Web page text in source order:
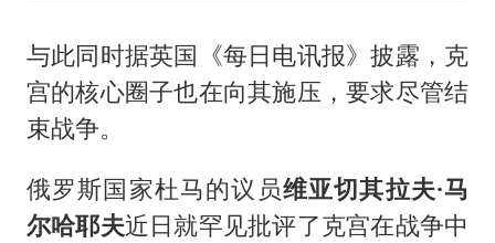
与此同时据英国《每日电讯报》披露，克
宫的核心圈子也在向其施压，要求尽管结
束战争。
俄罗斯国家杜马的议员维亚切其拉夫·马
尔哈耶夫近日就罕见批评了克宫在战争中